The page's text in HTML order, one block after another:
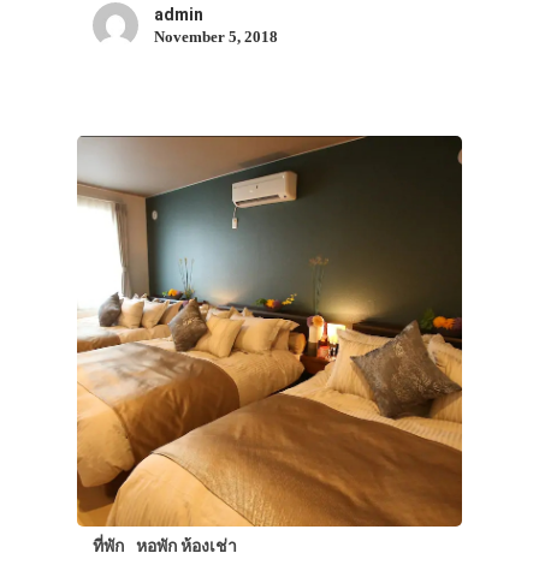
admin
November 5, 2018
ที่พัก หอพัก ห้องเช่า